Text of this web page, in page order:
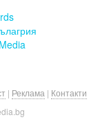
| Реклама | Контакти